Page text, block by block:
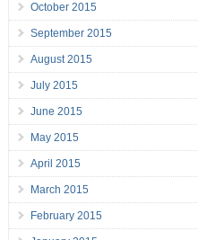
October 2015
September 2015
August 2015
July 2015
June 2015
May 2015
April 2015
March 2015
February 2015